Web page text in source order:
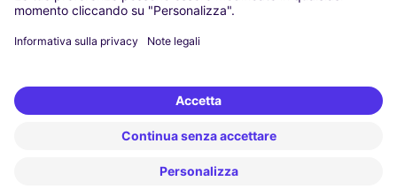
Berlino
Düsseldorf